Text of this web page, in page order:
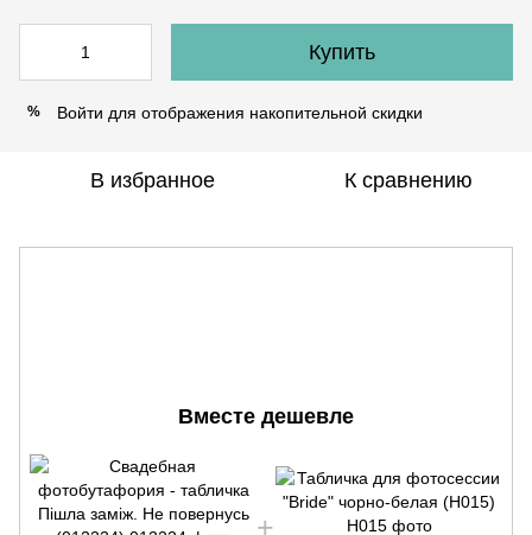
Купить
% Войти для отображения накопительной скидки
В избранное К сравнению
Вместе дешевле